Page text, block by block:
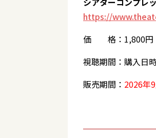
https://
価 格：1,800円
視聴期間：購入日
販売期間： 2026年